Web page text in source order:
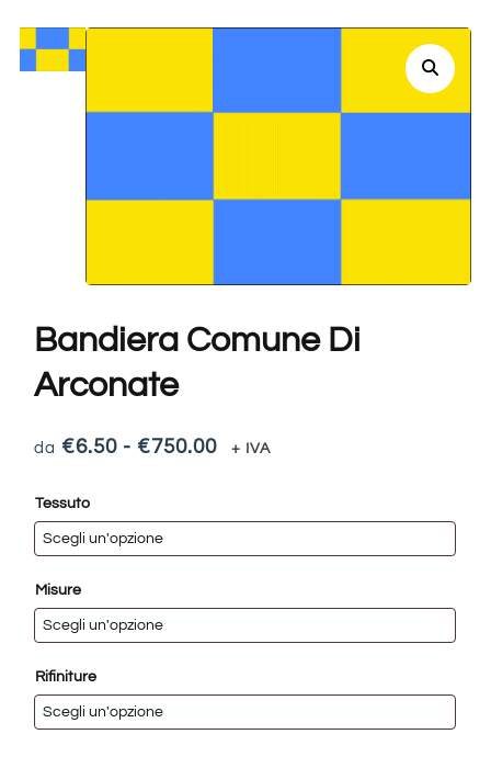
Bandiera Comune Di
Arconate
€6.50 - €750.00 + IVA
Tessuto
Misure
Rifiniture